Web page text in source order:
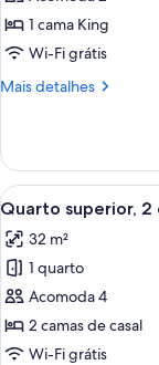
1 cama King
Wi-Fi grátis
Mais detalhes
Mais
King
Room
with
View
Carrega
todas
as
fotos
de
Quarto
superior,
5
Quarto superior, 2
32 m²
1 quarto
Acomoda 4
2 camas de casal
Wi-Fi grátis